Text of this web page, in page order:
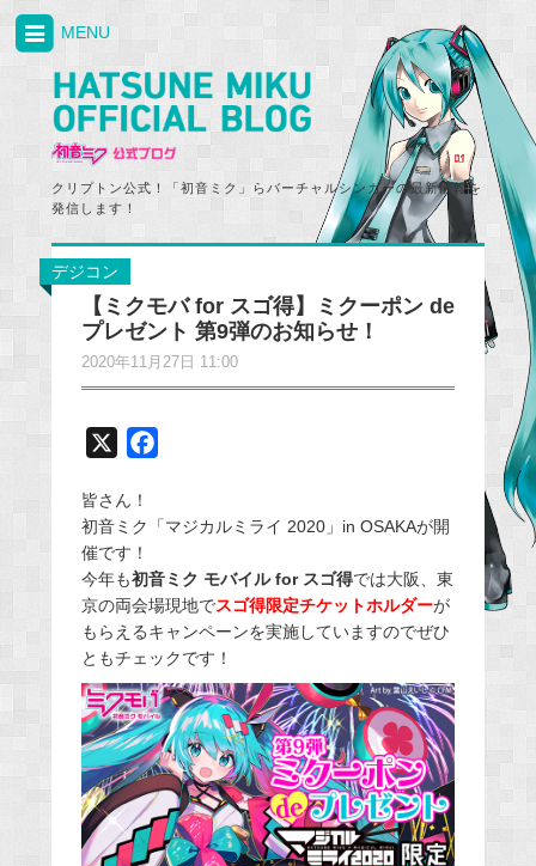
クリプトン公式！「初音ミク」らバーチャルシンガーの最新情報を
発信します！
MENU
デジコン
【ミクモバ for スゴ得】ミクーポン de
プレゼント 第9弾のお知らせ！
2020年11月27日 11:00
b
o
o
k
皆さん！
初音ミク「マジカルミライ 2020」in OSAKAが開
催です！
今年も初音ミク モバイル for スゴ得では大阪、東
京の両会場現地でスゴ得限定チケットホルダーが
もらえるキャンペーンを実施していますのでぜひ
ともチェックです！